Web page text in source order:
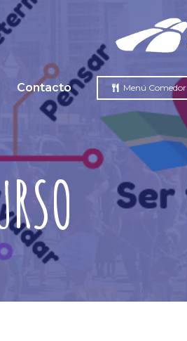
Contacto Menú Comedor